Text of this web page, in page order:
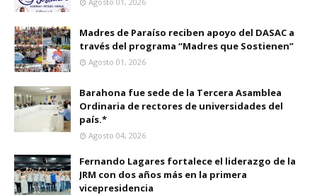
Madres de Paraíso reciben apoyo del DASAC a
través del programa “Madres que Sostienen”
Agosto 01, 2026
Barahona fue sede de la Tercera Asamblea
Ordinaria de rectores de universidades del
país.*
Agosto 04, 2026
Fernando Lagares fortalece el liderazgo de la
JRM con dos años más en la primera
vicepresidencia